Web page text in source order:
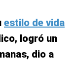
estilo de vida
logró un
dio a